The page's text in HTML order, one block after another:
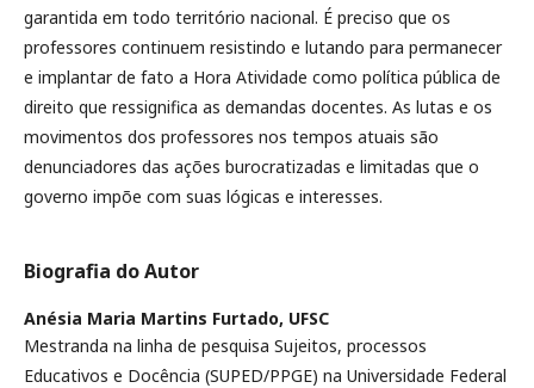
garantida em todo território nacional. É preciso que os
professores continuem resistindo e lutando para permanecer
e implantar de fato a Hora Atividade como política pública de
direito que ressignifica as demandas docentes. As lutas e os
movimentos dos professores nos tempos atuais são
denunciadores das ações burocratizadas e limitadas que o
governo impõe com suas lógicas e interesses.
Biografia do Autor
Anésia Maria Martins Furtado, UFSC
Mestranda na linha de pesquisa Sujeitos, processos
Educativos e Docência (SUPED/PPGE) na Universidade Federal